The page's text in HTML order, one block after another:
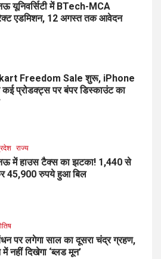
यूनिवर्सिटी में BTech-MCA
एडमिशन, 12 अगस्त तक आवेदन
Freedom Sale शुरू, iPhone
प्रोडक्ट्स पर बंपर डिस्काउंट का
राज्य
में हाउस टैक्स का झटका! 1,440 से
45,900 रुपये हुआ बिल
पर लगेगा साल का दूसरा चंद्र ग्रहण,
में नहीं दिखेगा ‘ब्लड मून’